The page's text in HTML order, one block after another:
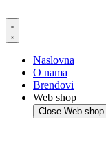
to
content
Naslovna
O nama
Brendovi
Web shop
Close Web shop